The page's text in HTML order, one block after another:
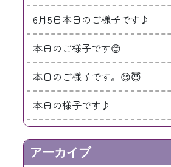
6月5日本日のご様子です♪
本日のご様子です😊
本日のご様子です。😊😇
本日の様子です♪
アーカイブ